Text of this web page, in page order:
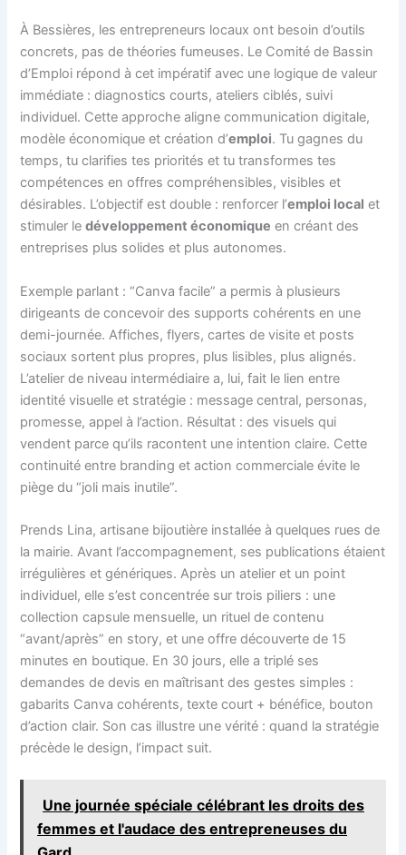
À Bessières, les entrepreneurs locaux ont besoin d’outils
concrets, pas de théories fumeuses. Le Comité de Bassin
d’Emploi répond à cet impératif avec une logique de valeur
immédiate : diagnostics courts, ateliers ciblés, suivi
individuel. Cette approche aligne communication digitale,
modèle économique et création d’emploi. Tu gagnes du
temps, tu clarifies tes priorités et tu transformes tes
compétences en offres compréhensibles, visibles et
désirables. L’objectif est double : renforcer l’emploi local et
stimuler ledéveloppement économique en créant des
entreprises plus solides et plus autonomes.
Exemple parlant : “Canva facile” a permis à plusieurs
dirigeants de concevoir des supports cohérents en une
demi-journée. Affiches, flyers, cartes de visite et posts
sociaux sortent plus propres, plus lisibles, plus alignés.
L’atelier de niveau intermédiaire a, lui, fait le lien entre
identité visuelle et stratégie : message central, personas,
promesse, appel à l’action. Résultat : des visuels qui
vendent parce qu’ils racontent une intention claire. Cette
continuité entre branding et action commerciale évite le
piège du “joli mais inutile”.
Prends Lina, artisane bijoutière installée à quelques rues de
la mairie. Avant l’accompagnement, ses publications étaient
irrégulières et génériques. Après un atelier et un point
individuel, elle s’est concentrée sur trois piliers : une
collection capsule mensuelle, un rituel de contenu
“avant/après” en story, et une offre découverte de 15
minutes en boutique. En 30 jours, elle a triplé ses
demandes de devis en maîtrisant des gestes simples :
gabarits Canva cohérents, texte court + bénéfice, bouton
d’action clair. Son cas illustre une vérité : quand la stratégie
précède le design, l’impact suit.
Une journée spéciale célébrant les droits des
femmes et l'audace des entrepreneuses du